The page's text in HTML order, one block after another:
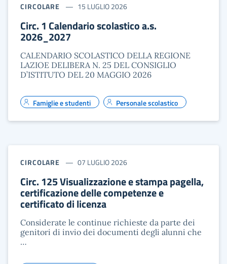
CIRCOLARE 15 LUGLIO 2026
Circ. 1 Calendario scolastico a.s.
2026_2027
CALENDARIO SCOLASTICO DELLA REGIONE
LAZIOE DELIBERA N. 25 DEL CONSIGLIO
D’ISTITUTO DEL 20 MAGGIO 2026
Famiglie e studenti Personale scolastico
CIRCOLARE 07 LUGLIO 2026
Circ. 125 Visualizzazione e stampa pagella,
certificazione delle competenze e
certificato di licenza
Considerate le continue richieste da parte dei
genitori di invio dei documenti degli alunni che
…